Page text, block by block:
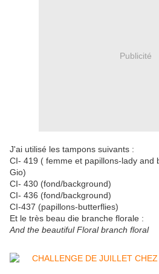
Publicité
J'ai utilisé les tampons suivants :
CI- 419 ( femme et papillons-lady and
Gio)
CI- 430 (fond/background)
CI- 436 (fond/background)
CI-437 (papillons-butterflies)
Et le très beau die branche florale :
And the beautiful Floral branch floral